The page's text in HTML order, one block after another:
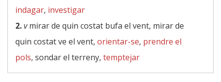
indagar, investigar
2.vmirar de quin costat bufa el vent, mirar de
quin costat ve el vent, orientar-se, prendre el
pols, sondar el terreny, temptejar